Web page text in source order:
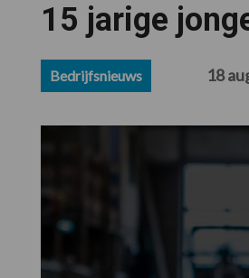
15 jarige
Bedrijfsnieuws 18